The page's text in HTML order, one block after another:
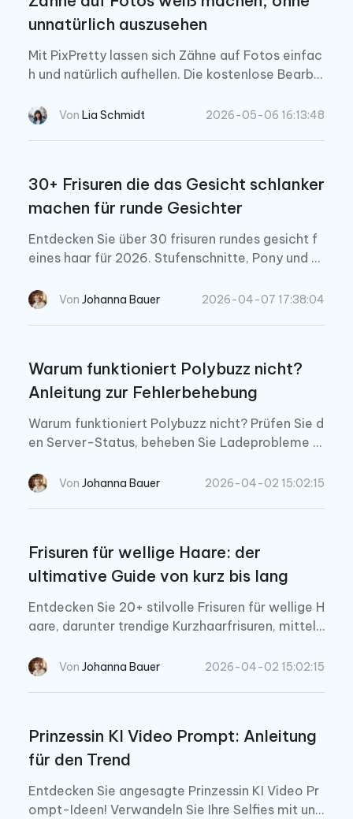
unnatürlich auszusehen
Mit PixPretty lassen sich Zähne auf Fotos einfac
h und natürlich aufhellen. Die kostenlose Bearbei
rkenntnisse.
Von Lia Schmidt 2026-05-06 16:13:48
30+ Frisuren die das Gesicht schlanker
machen für runde Gesichter
Entdecken Sie über 30 frisuren rundes gesicht f
eines haar für 2026. Stufenschnitte, Pony und V
länger, schmaler und definierter wirken zu lasse
Von Johanna Bauer 2026-04-07 17:38:04
Warum funktioniert Polybuzz nicht?
Anleitung zur Fehlerbehebung
Warum funktioniert Polybuzz nicht? Prüfen Sie d
en Server-Status, beheben Sie Ladeprobleme u
uzz-Probleme schnell lösen können.
Von Johanna Bauer 2026-04-02 15:02:15
Frisuren für wellige Haare: der
ultimative Guide von kurz bis lang
Entdecken Sie 20+ stilvolle Frisuren für wellige H
aare, darunter trendige Kurzhaarfrisuren, mittell
r sowie professionelle Styling-Tipps und Foto-
Von Johanna Bauer 2026-04-02 15:02:15
Prinzessin KI Video Prompt: Anleitung
für den Trend
Entdecken Sie angesagte Prinzessin KI Video Pr
ompt-Ideen! Verwandeln Sie Ihre Selfies mit uns